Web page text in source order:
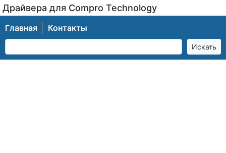
Драйвера для Compro Technology
Главная Контакты